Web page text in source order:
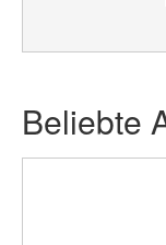
Beliebte